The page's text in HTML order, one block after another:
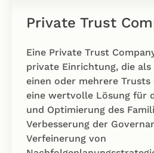
Private Trust
Eine Private Trust
private Einrichtung, die
einen oder mehrere
eine wertvolle Lösung für
und Optimierung des
Verbesserung der
Verfeinerung von